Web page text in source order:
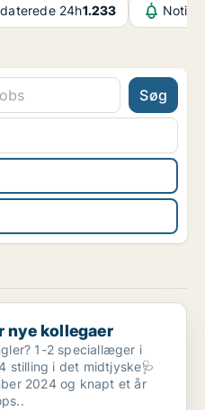
24h1.233
Søg
nye kollegaer
1-2 speciallæger i
stilling i det midtjyske🩺
2024 og knapt et år